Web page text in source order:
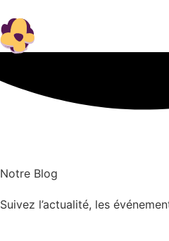
Notre Blog
Suivez l’actualité, les